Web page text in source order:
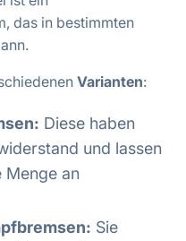
das in bestimmten
Varianten:
Diese haben
und lassen
Menge an
Sie